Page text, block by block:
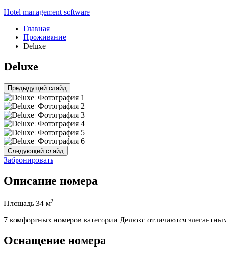
Hotel management software
Главная
Проживание
Deluxe
Deluxe
Предыдущий слайд
Следующий слайд
Забронировать
Описание номера
Площадь:34 м2
7 комфортных номеров категории Делюкс отличаются
Оснащение номера